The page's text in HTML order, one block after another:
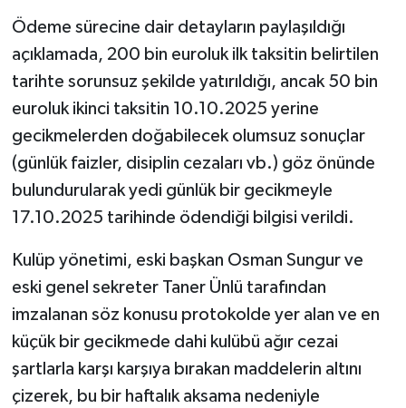
Ödeme sürecine dair detayların paylaşıldığı
açıklamada, 200 bin euroluk ilk taksitin belirtilen
tarihte sorunsuz şekilde yatırıldığı, ancak 50 bin
euroluk ikinci taksitin 10.10.2025 yerine
gecikmelerden doğabilecek olumsuz sonuçlar
(günlük faizler, disiplin cezaları vb.) göz önünde
bulundurularak yedi günlük bir gecikmeyle
17.10.2025 tarihinde ödendiği bilgisi verildi.
Kulüp yönetimi, eski başkan Osman Sungur ve
eski genel sekreter Taner Ünlü tarafından
imzalanan söz konusu protokolde yer alan ve en
küçük bir gecikmede dahi kulübü ağır cezai
şartlarla karşı karşıya bırakan maddelerin altını
çizerek, bu bir haftalık aksama nedeniyle